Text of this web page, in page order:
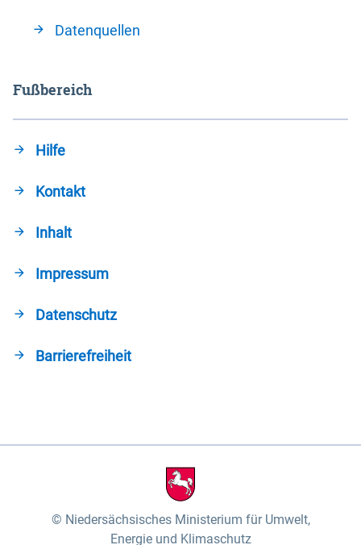
Datenquellen
Fußbereich
Hilfe
Kontakt
Inhalt
Impressum
Datenschutz
Barrierefreiheit
Niedersächsisches Ministerium für Umwelt,
Energie und Klimaschutz